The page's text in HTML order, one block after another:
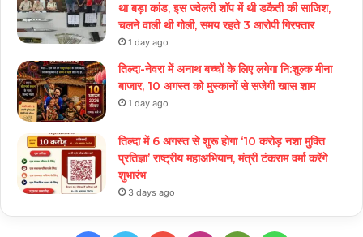
था बड़ा कांड, इस ज्वेलरी शॉप में थी डकैती की साजिश,
चलने वाली थी गोली, समय रहते 3 आरोपी गिरफ्तार
1 day ago
तिल्दा-नेवरा में अनाथ बच्चों के लिए लगेगा नि:शुल्क मीना
बाजार, 10 अगस्त को मुस्कानों से सजेगी खास शाम
1 day ago
तिल्दा में 6 अगस्त से शुरू होगा ‘10 करोड़ नशा मुक्ति
प्रतिज्ञा’ राष्ट्रीय महाअभियान, मंत्री टंकराम वर्मा करेंगे
शुभारंभ
3 days ago